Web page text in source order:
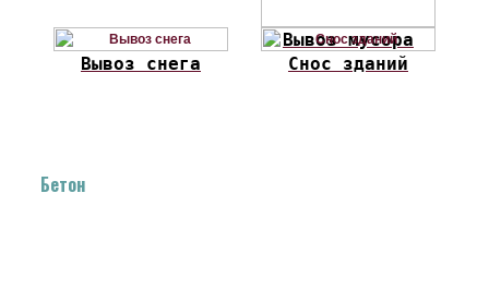
Вывоз мусора
Вывоз снега
Снос зданий
Бетон